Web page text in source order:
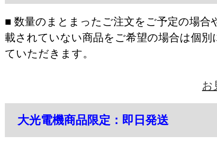
■ 数量のまとまったご注文をご予定の場合
載されていない商品をご希望の場合は個別
ていただきます。
お
大光電機商品限定：即日発送